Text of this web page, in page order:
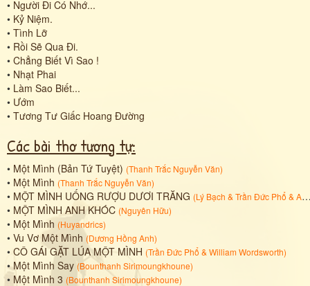
• Người Đi Có Nhớ...
• Kỷ Niệm.
• Tình Lỡ
• Rồi Sẽ Qua Đi.
• Chẳng Biết Vì Sao !
• Nhạt Phai
• Làm Sao Biết...
• Ướm
• Tương Tư Giấc Hoang Đường
Các bài thơ tương tự:
• Một Mình (Bản Tứ Tuyệt) (Thanh Trắc Nguyễn Văn)
• Một Mình (Thanh Trắc Nguyễn Văn)
• MỘT MÌNH UỐNG RƯỢU DƯƠI TRĂNG (Lý Bạch & Trần Đức Phổ & Arthur Waley
• MỘT MÌNH ANH KHÓC (Nguyên Hữu)
• Một Mình (Huyandrics)
• Vu Vơ Một Mình (Dương Hồng Anh)
• CÔ GÁI GẶT LÚA MỘT MÌNH (Trần Đức Phổ & William Wordsworth)
•Một Mình Say (Bounthanh Sirimoungkhoune)
• Một Mình 3 (Bounthanh Sirimoungkhoune)